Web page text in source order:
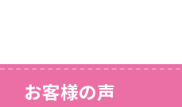
お客様の声